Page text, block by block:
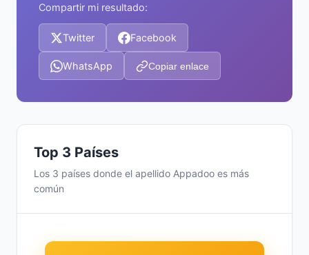
Compartir mi resultado:
Twitter Facebook
WhatsApp Copiar enlace
Top 3 Países
Los 3 países donde el apellido Appadoo es más
común